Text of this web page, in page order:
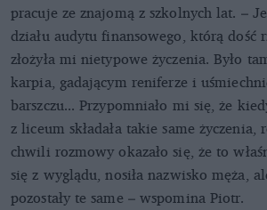
pracuje ze znajomą z szkolnych lat. –
działu audytu finansowego, którą dość
złożyła mi nietypowe życzenia. Było
karpia, gadającym reniferze i
barszczu... Przypomniało mi się, że
z liceum składała takie same
chwili rozmowy okazało się, że to
się z wyglądu, nosiła nazwisko męża,
pozostały te same – wspomina Piotr.